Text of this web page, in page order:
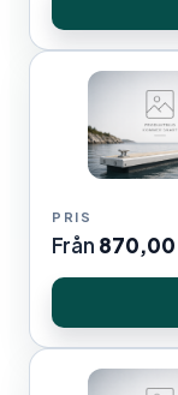
Från 870,00